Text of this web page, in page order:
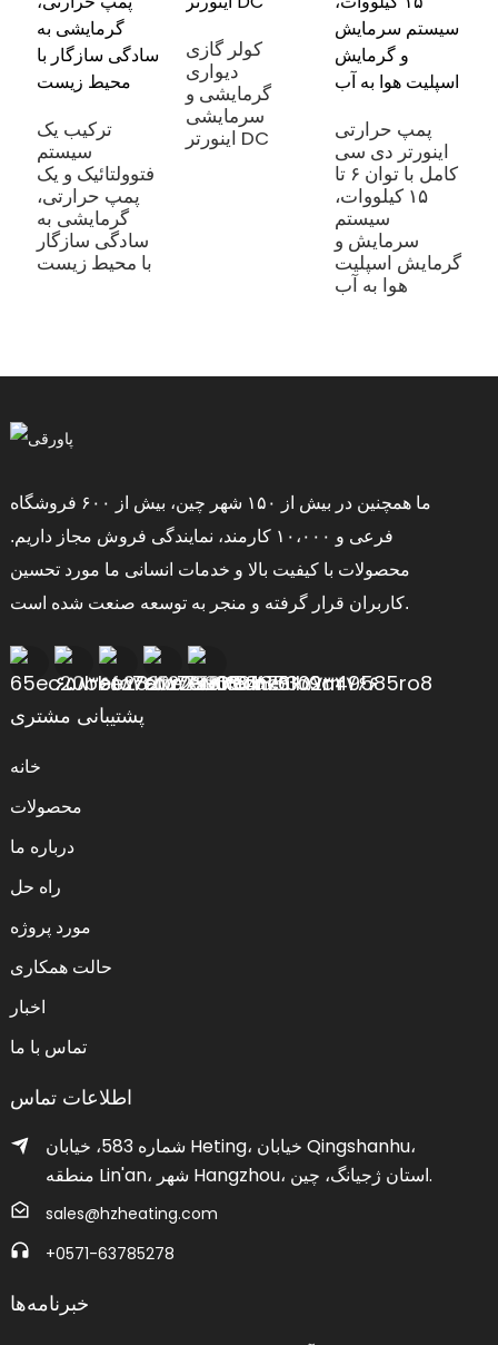
ترکیب یک
سیستم
فتوولتائیک و یک
پمپ حرارتی،
گرمایشی به
سادگی سازگار
با محیط زیست
کولر گازی
دیواری
گرمایشی و
سرمایشی
اینورتر DC
پمپ حرارتی
اینورتر دی سی
کامل با توان ۶ تا
۱۵ کیلووات،
سیستم
سرمایش و
گرمایش اسپلیت
هوا به آب
ما همچنین در بیش از ۱۵۰ شهر چین، بیش از ۶۰۰ فروشگاه
فرعی و ۱۰،۰۰۰ کارمند، نمایندگی فروش مجاز داریم.
محصولات با کیفیت بالا و خدمات انسانی ما مورد تحسین
کاربران قرار گرفته و منجر به توسعه صنعت شده است.
پشتیبانی مشتری
خانه
محصولات
درباره ما
راه حل
مورد پروژه
حالت همکاری
اخبار
تماس با ما
اطلاعات تماس
شماره 583، خیابان Heting، خیابان Qingshanhu،
منطقه Lin'an، شهر Hangzhou، استان ژجیانگ، چین.
sales@hzheating.com
‎+0571-63785278‎
خبرنامه‌ها